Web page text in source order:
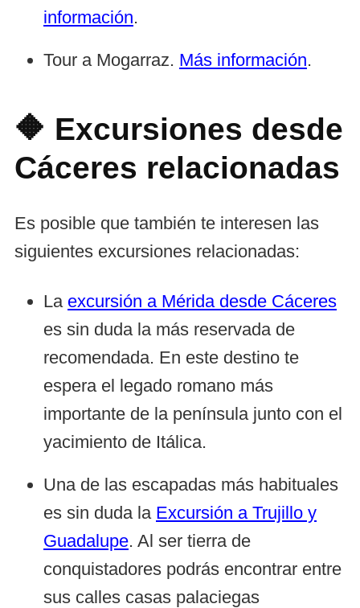
información.
Tour a Mogarraz. Más información.
🔶 Excursiones desde
Cáceres relacionadas
Es posible que también te interesen las
siguientes excursiones relacionadas:
La excursión a Mérida desde Cáceres
es sin duda la más reservada de
recomendada. En este destino te
espera el legado romano más
importante de la península junto con el
yacimiento de Itálica.
Una de las escapadas más habituales
es sin duda la Excursión a Trujillo y
Guadalupe. Al ser tierra de
conquistadores podrás encontrar entre
sus calles casas palaciegas